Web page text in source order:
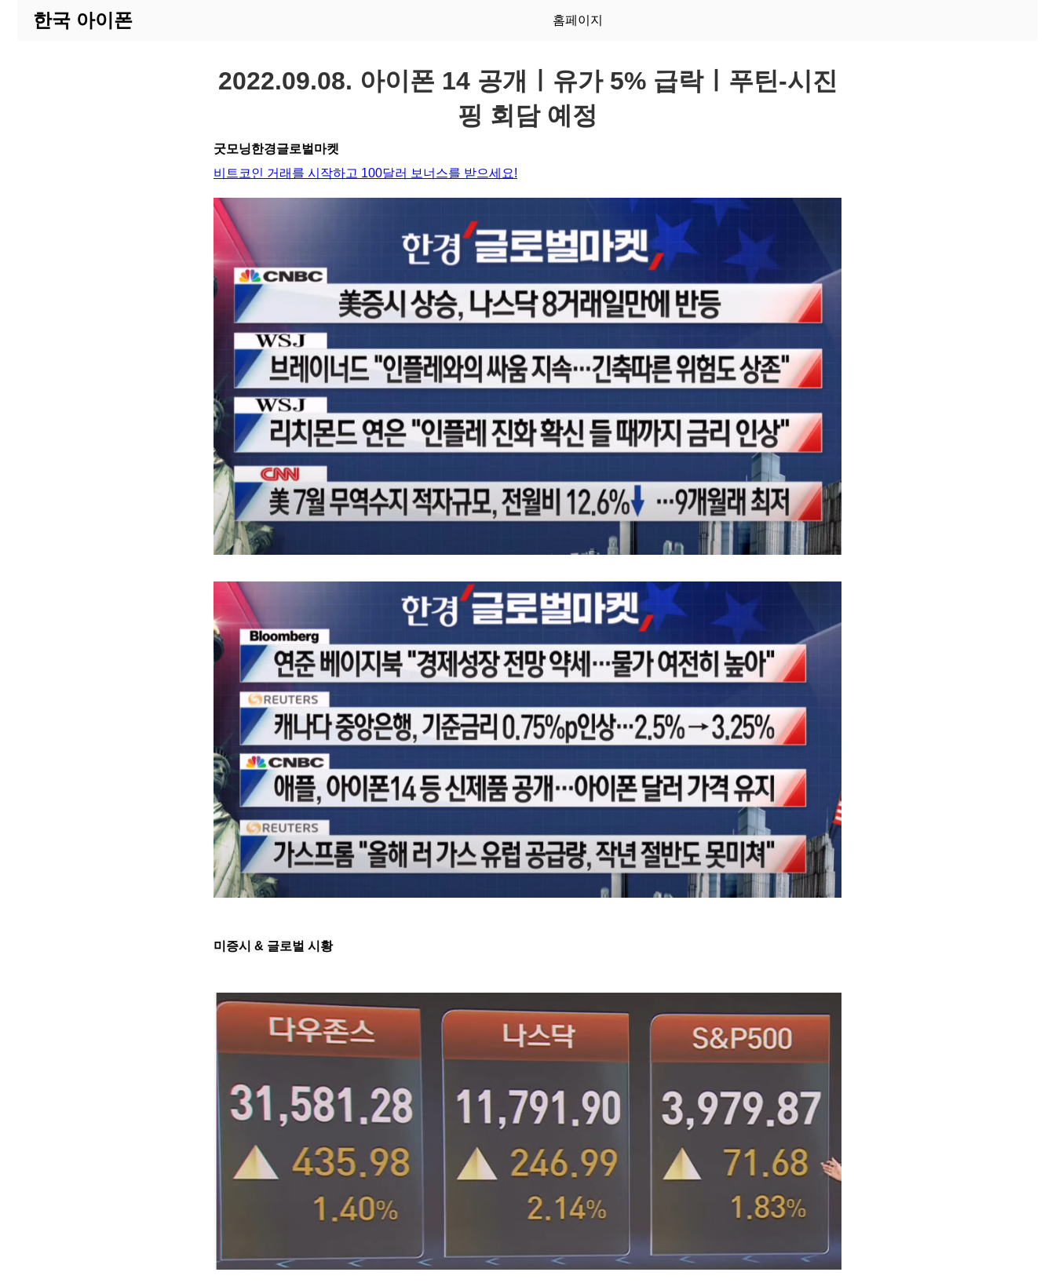
한국 아이폰 홈페이지
2022.09.08. 아이폰 14 공개ㅣ유가 5% 급락ㅣ푸틴-시진
핑 회담 예정
굿모닝한경글로벌마켓
비트코인 거래를 시작하고 100달러 보너스를 받으세요!
미증시 & 글로벌 시황